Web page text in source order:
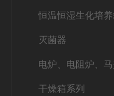
恒温恒湿生化培养
灭菌器
电炉、电阻炉、马
干燥箱系列